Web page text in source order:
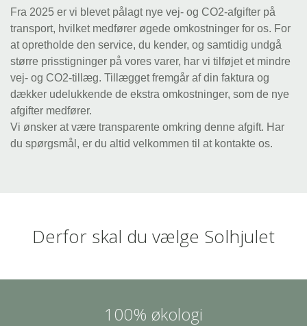
Fra 2025 er vi blevet pålagt nye vej- og CO2-afgifter på
transport, hvilket medfører øgede omkostninger for os. For
at opretholde den service, du kender, og samtidig undgå
større prisstigninger på vores varer, har vi tilføjet et mindre
vej- og CO2-tillæg. Tillægget fremgår af din faktura og
dækker udelukkende de ekstra omkostninger, som de nye
afgifter medfører.
Vi ønsker at være transparente omkring denne afgift. Har
du spørgsmål, er du altid velkommen til at kontakte os.
Derfor skal du vælge Solhjulet
100% økologi